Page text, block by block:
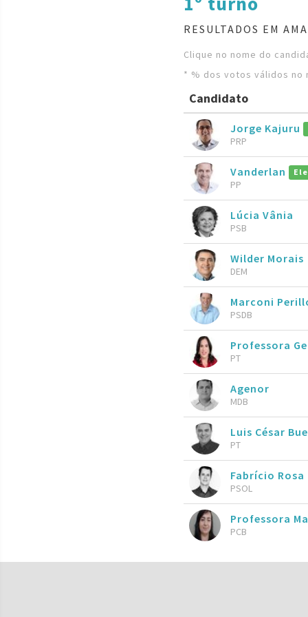
RESULTADOS EM
Clique no nome do
* % dos votos válidos no
Candidato
Jorge Kajuru
PRP
Vanderlan
PP
Lúcia Vânia
PSB
Wilder Morais
DEM
Marconi
PSDB
Professora
PT
Agenor
MDB
Luis César
PT
Fabrício Rosa
PSOL
Professora
PCB